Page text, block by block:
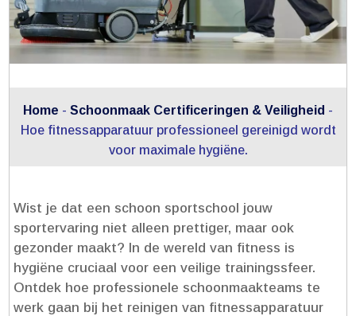
Home - Schoonmaak Certificeringen & Veiligheid -
Hoe fitnessapparatuur professioneel gereinigd wordt
voor maximale hygiëne.​
Wist je dat een schoon sportschool jouw
sportervaring niet alleen prettiger, maar ook
gezonder maakt? In de wereld van fitness is
hygiëne cruciaal voor een veilige trainingssfeer.​
Ontdek hoe professionele schoonmaakteams te
werk gaan bij het reinigen van fitnessapparatuur